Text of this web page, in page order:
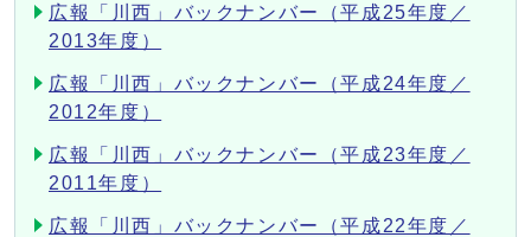
広報「川西」バックナンバー（平成25年度／
2013年度）
広報「川西」バックナンバー（平成24年度／
2012年度）
広報「川西」バックナンバー（平成23年度／
2011年度）
広報「川西」バックナンバー（平成22年度／